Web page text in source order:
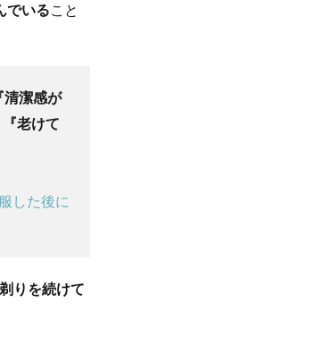
でいること
清潔感が
老けて
した後に
りを続けて